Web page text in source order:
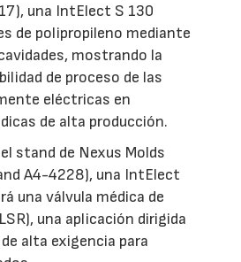
una IntElect S 130
de polipropileno mediante
mostrando la
de proceso de las
eléctricas en
de alta producción.
stand de Nexus Molds
A4-4228), una IntElect
una válvula médica de
una aplicación dirigida
alta exigencia para